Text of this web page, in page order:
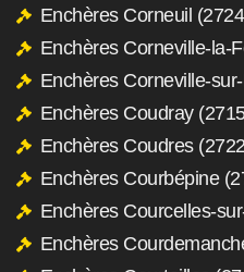
Enchères Corneuil
Enchères Corneville-la-
Enchères Corneville-
Enchères Coudray
Enchères Coudres
Enchères Courbépine
Enchères Courcelles-
Enchères